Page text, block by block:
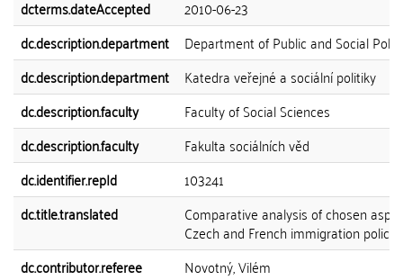
dcterms.dateAccepted
2010-06-23
dc.description.department
Department of Public and Social
dc.description.department
Katedra veřejné a sociální politiky
dc.description.faculty
Faculty of Social Sciences
dc.description.faculty
Fakulta sociálních věd
dc.identifier.repId
103241
dc.title.translated
Comparative analysis of chosen
Czech and French immigration policy
dc.contributor.referee
Novotný, Vilém